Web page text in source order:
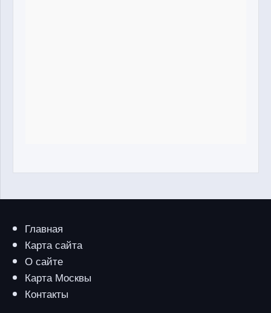
Главная
Карта сайта
О сайте
Карта Москвы
Контакты